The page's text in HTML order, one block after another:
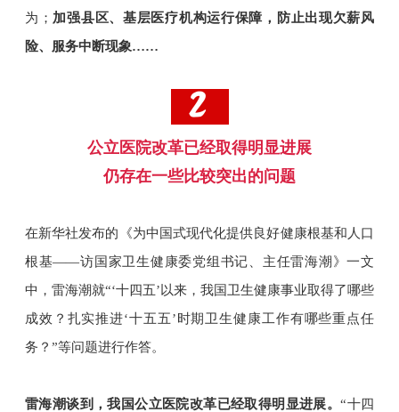
为； 加强县区、基层医疗机构运行保障，防止出现欠薪风
险、服务中断现象……
公立医院改革已经取得明显进展
仍存在一些比较突出的问题
在新华社发布的《为中国式现代化提供良好健康根基和人口
根基——访国家卫生健康委党组书记、主任雷海潮》一文
中，雷海潮就“‘十四五’以来，我国卫生健康事业取得了哪些
成效？扎实推进‘十五五’时期卫生健康工作有哪些重点任
务？”等问题进行作答。
雷海潮谈到，我国公立医院改革已经取得明显进展。“十四